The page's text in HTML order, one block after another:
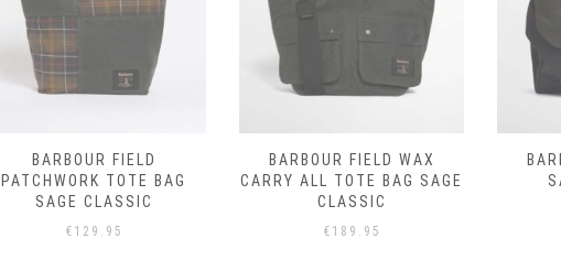
BARBOUR FIELD
PATCHWORK TOTE BAG
SAGE CLASSIC
€ 129.95
BARBOUR FIELD WAX
CARRY ALL TOTE BAG SAGE
CLASSIC
€ 189.95